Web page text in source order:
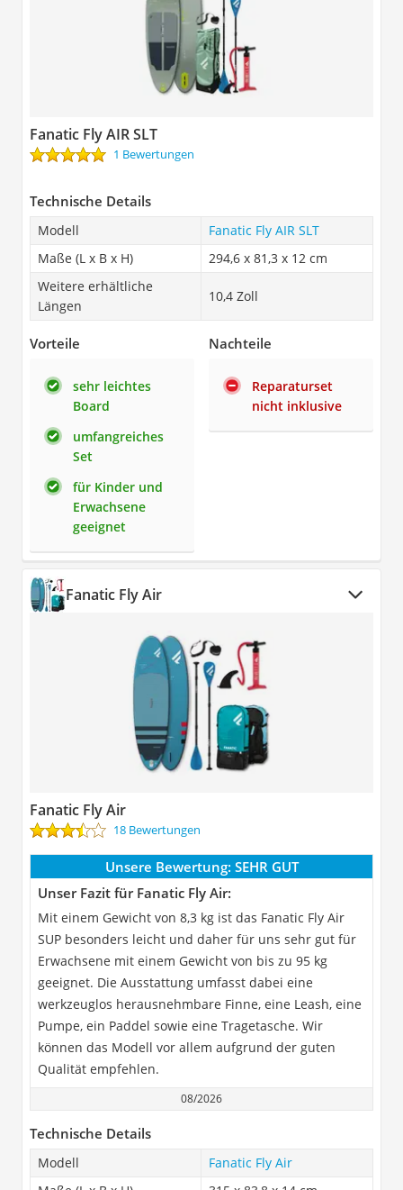
Fanatic Fly AIR SLT
1 Bewertungen
Technische Details
Modell
Fanatic Fly AIR SLT
Maße (L x B x H)
294,6 x 81,3 x 12 cm
Weitere erhältliche
Längen
10,4 Zoll
Vorteile
sehr leichtes
Board
umfangreiches
Set
für Kinder und
Erwachsene
geeignet
Nachteile
Reparaturset
nicht inklusive
Fanatic Fly Air
Fanatic Fly Air
18 Bewertungen
Unsere Bewertung: SEHR GUT
Unser Fazit für Fanatic Fly Air:
Mit einem Gewicht von 8,3 kg ist das Fanatic Fly Air
SUP besonders leicht und daher für uns sehr gut für
Erwachsene mit einem Gewicht von bis zu 95 kg
geeignet. Die Ausstattung umfasst dabei eine
werkzeuglos herausnehmbare Finne, eine Leash, eine
Pumpe, ein Paddel sowie eine Tragetasche. Wir
können das Modell vor allem aufgrund der guten
Qualität empfehlen.
08/2026
Technische Details
Modell
Fanatic Fly Air